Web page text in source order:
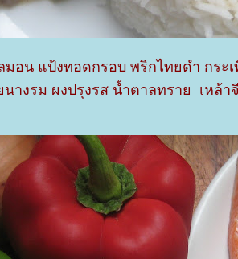
อน แป้งทอดกรอบ พริกไทยดำ กระ
างรม ผงปรุงรส น้ำตาลทราย เหล้